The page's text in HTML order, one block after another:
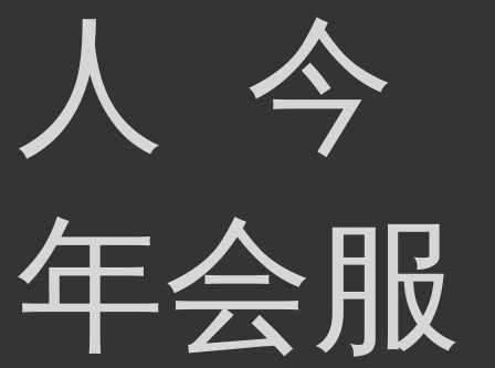
人 今
年会服